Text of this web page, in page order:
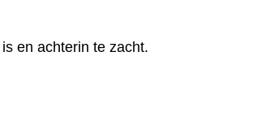
en achterin te zacht.